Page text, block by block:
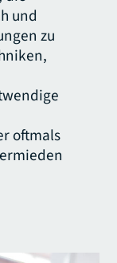
und
zu
oftmals